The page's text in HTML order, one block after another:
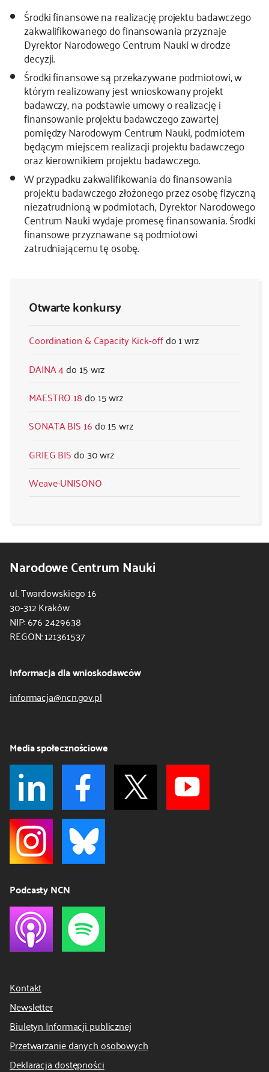
Otwarte konkursy
Coordination & Capacity Kick-off
1 wrz
DAINA 4
15 wrz
MAESTRO 18
15 wrz
SONATA BIS 16
15 wrz
GRIEG BIS
30 wrz
Weave-UNISONO
Środki finansowe na realizację projektu badawczego
zakwalifikowanego do finansowania przyznaje
Dyrektor Narodowego Centrum Nauki w drodze
decyzji.
Środki finansowe są przekazywane podmiotowi, w
którym realizowany jest wnioskowany projekt
badawczy, na podstawie umowy o realizację i
finansowanie projektu badawczego zawartej
pomiędzy Narodowym Centrum Nauki, podmiotem
będącym miejscem realizacji projektu badawczego
oraz kierownikiem projektu badawczego.
W przypadku zakwalifikowania do finansowania
projektu badawczego złożonego przez osobę fizyczną
niezatrudnioną w podmiotach, Dyrektor Narodowego
Centrum Nauki wydaje promesę finansowania. Środki
finansowe przyznawane są podmiotowi
zatrudniającemu tę osobę.
Narodowe Centrum Nauki
ul. Twardowskiego 16
30-312 Kraków
NIP: 676 2429638
REGON: 121361537
Informacja dla wnioskodawców
informacja@ncn.gov.pl
Media społecznościowe
Podcasty NCN
Kontakt
Newsletter
Biuletyn Informacji publicznej
Przetwarzanie danych osobowych
Deklaracja dostępności